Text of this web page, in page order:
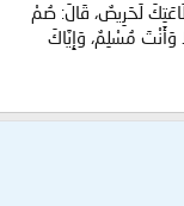
لَحَرِيصٌ، قَالَ: صُمْ
وَأَنْتَ مُسْلِمٌ، وَإِيَّاكَ